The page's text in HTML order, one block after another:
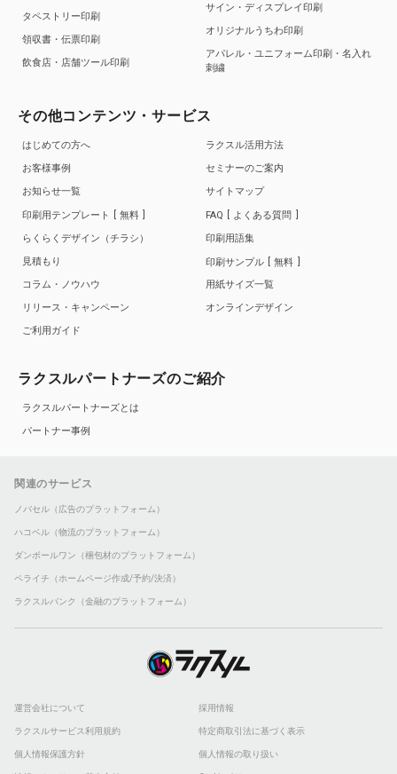
タペストリー印刷
領収書・伝票印刷
飲食店・店舗ツール印刷
サイン・ディスプレイ印刷
オリジナルうちわ印刷
アパレル・ユニフォーム印刷・名入れ
刺繍
その他コンテンツ・サービス
はじめての方へ
お客様事例
お知らせ一覧
印刷用テンプレート
無料
らくらくデザイン（チラシ）
見積もり
コラム・ノウハウ
リリース・キャンペーン
ご利用ガイド
ラクスル活用方法
セミナーのご案内
サイトマップ
FAQ
よくある質問
印刷用語集
印刷サンプル
無料
用紙サイズ一覧
オンラインデザイン
ラクスルパートナーズのご紹介
ラクスルパートナーズとは
パートナー事例
関連のサービス
ノバセル（広告のプラットフォーム）
ハコベル（物流のプラットフォーム）
ダンボールワン（梱包材のプラットフォーム）
ペライチ（ホームページ作成/予約/決済）
ラクスルバンク（金融のプラットフォーム）
運営会社について 採用情報
ラクスルサービス利用規約 特定商取引法に基づく表示
個人情報保護方針 個人情報の取り扱い